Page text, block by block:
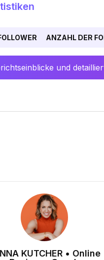
ANZAHL DER
und
KUTCHER • Online